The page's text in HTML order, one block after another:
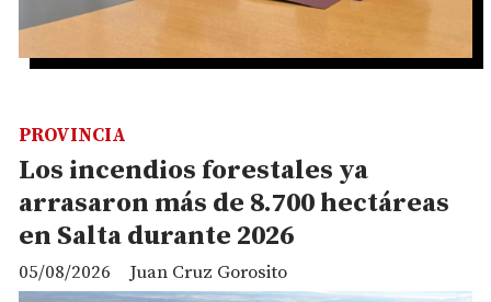
Los incendios forestales ya
arrasaron más de 8.700 hectáreas
en Salta durante 2026
Juan Cruz Gorosito
PROVINCIA
05/08/2026